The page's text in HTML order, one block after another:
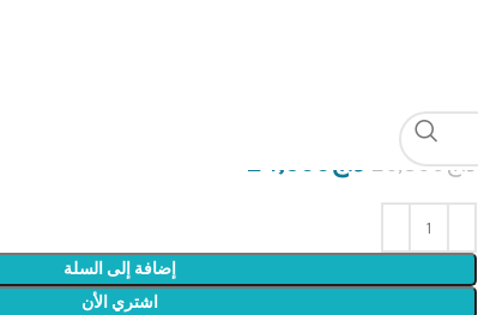
Perforateur 1600w sds max
د.ج26,800 د.ج 24,500
إضافة إلى السلة
اشتري الأن